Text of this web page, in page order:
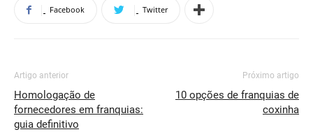
Facebook Twitter
Artigo anterior
Homologação de
fornecedores em franquias:
guia definitivo
Próximo artigo
10 opções de franquias de
coxinha